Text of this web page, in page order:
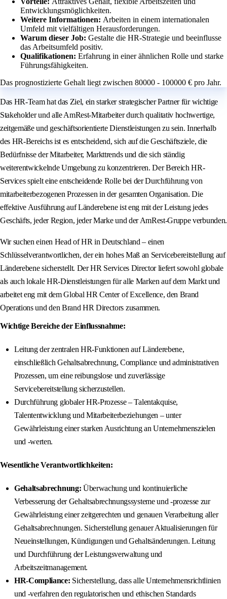
Entwicklungsmöglichkeiten.
Weitere Informationen: Arbeiten in einem internationalen
Umfeld mit vielfältigen Herausforderungen.
Warum dieser Job: Gestalte die HR-Strategie und beeinflusse
das Arbeitsumfeld positiv.
Qualifikationen: Erfahrung in einer ähnlichen Rolle und starke
Führungsfähigkeiten.
Das prognostizierte Gehalt liegt zwischen 80000 - 100000 € pro Jahr.
Das HR-Team hat das Ziel, ein starker strategischer Partner für wichtige
Stakeholder und alle AmRest-Mitarbeiter durch qualitativ hochwertige,
zeitgemäße und geschäftsorientierte Dienstleistungen zu sein. Innerhalb
des HR-Bereichs ist es entscheidend, sich auf die Geschäftsziele, die
Bedürfnisse der Mitarbeiter, Markttrends und die sich ständig
weiterentwickelnde Umgebung zu konzentrieren. Der Bereich HR-
Services spielt eine entscheidende Rolle bei der Durchführung von
mitarbeiterbezogenen Prozessen in der gesamten Organisation. Die
effektive Ausführung auf Länderebene ist eng mit der Leistung jedes
Geschäfts, jeder Region, jeder Marke und der AmRest-Gruppe verbunden.
Wir suchen einen Head of HR in Deutschland – einen
Schlüsselverantwortlichen, der ein hohes Maß an Servicebereitstellung auf
Länderebene sicherstellt. Der HR Services Director liefert sowohl globale
als auch lokale HR-Dienstleistungen für alle Marken auf dem Markt und
arbeitet eng mit dem Global HR Center of Excellence, den Brand
Operations und den Brand HR Directors zusammen.
Wichtige Bereiche der Einflussnahme:
Leitung der zentralen HR-Funktionen auf Länderebene,
einschließlich Gehaltsabrechnung, Compliance und administrativen
Prozessen, um eine reibungslose und zuverlässige
Servicebereitstellung sicherzustellen.
Durchführung globaler HR-Prozesse – Talentakquise,
Talententwicklung und Mitarbeiterbeziehungen – unter
Gewährleistung einer starken Ausrichtung an Unternehmenszielen
und -werten.
Wesentliche Verantwortlichkeiten:
Gehaltsabrechnung: Überwachung und kontinuierliche
Verbesserung der Gehaltsabrechnungssysteme und -prozesse zur
Gewährleistung einer zeitgerechten und genauen Verarbeitung aller
Gehaltsabrechnungen. Sicherstellung genauer Aktualisierungen für
Neueinstellungen, Kündigungen und Gehaltsänderungen. Leitung
und Durchführung der Leistungsverwaltung und
Arbeitszeitmanagement.
HR-Compliance: Sicherstellung, dass alle Unternehmensrichtlinien
und -verfahren den regulatorischen und ethischen Standards